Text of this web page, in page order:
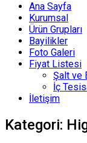
Ana Sayfa
Kurumsal
Ürün Grupları
Bayilikler
Foto Galeri
Fiyat Listesi
Şalt ve
İç
İletişim
Kategori: